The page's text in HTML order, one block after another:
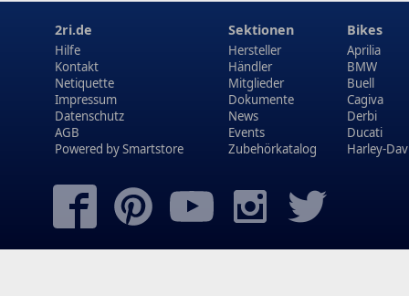
2ri.de
Hilfe
Kontakt
Netiquette
Impressum
Datenschutz
AGB
Powered bySmartstore
Sektionen
Hersteller
Händler
Mitglieder
Dokumente
News
Events
Zubehörkatalog
Bikes
Aprilia
BMW
Buell
Cagiva
Derbi
Ducati
Harley-